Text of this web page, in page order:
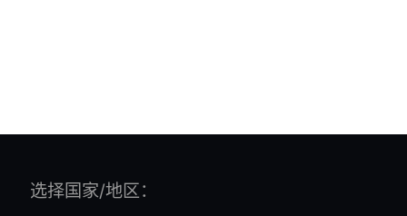
选择国家/地区：